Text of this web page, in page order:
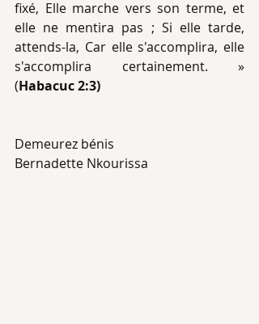
fixé, Elle marche vers son terme, et
elle ne mentira pas ; Si elle tarde,
attends-la, Car elle s'accomplira, elle
s'accomplira certainement. »
(Habacuc 2:3)
Demeurez bénis
Bernadette Nkourissa